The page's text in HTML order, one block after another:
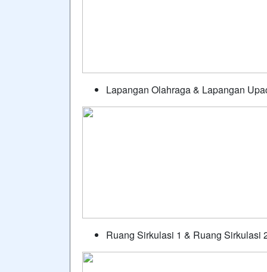
Lapangan Olahraga & Lapangan
Ruang Sirkulasi 1 & Ruang Sirkulasi